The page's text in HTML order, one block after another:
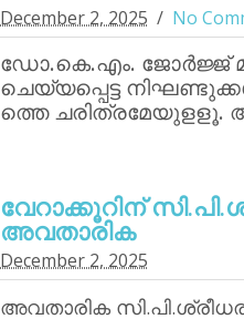
December 2, 2025 No
ഡോ.കെ.എം. ജോര്‍ജ്ജ്
ചെയ്യപ്പെട്ട
ത്തെ ചരിത്രമേയുളളൂ.
വേറാക്കൂറിന്‌
അവതാരിക
December 2, 2025
അവതാരിക